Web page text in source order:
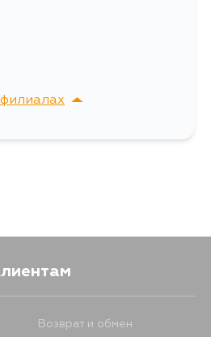
Возврат и обмен